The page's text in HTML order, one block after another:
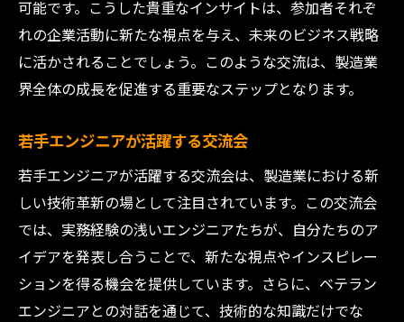
可能です。こうした貴重なインサイトは、参加者それぞ
れの企業活動に新たな視点を与え、未来のビジネス戦略
に活かされることでしょう。このような交流は、製造業
界全体の成長を促進する重要なステップとなります。
若手エンジニアが活躍する交流会
若手エンジニアが活躍する交流会は、製造業における新
しい技術革新の場として注目されています。この交流会
では、実務経験の浅いエンジニアたちが、自分たちのア
イデアを発表し合うことで、新たな視点やインスピレー
ションを得る機会を提供しています。さらに、ベテラン
エンジニアとの対話を通じて、技術的な知識だけでな